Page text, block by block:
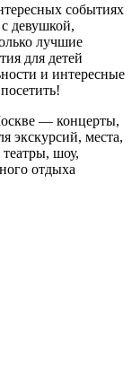
событиях
девушкой,
лучшие
для детей
и интересные
— концерты,
экскурсий, места,
шоу,
отдыха